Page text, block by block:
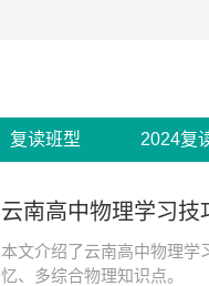
复读班型 2024复
云南高中物理学习技
本文介绍了云南高中物理学
忆、多综合物理知识点。